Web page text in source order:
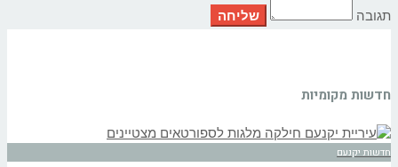
תגובה
חדשות מקומיות
חדשות יקנעם